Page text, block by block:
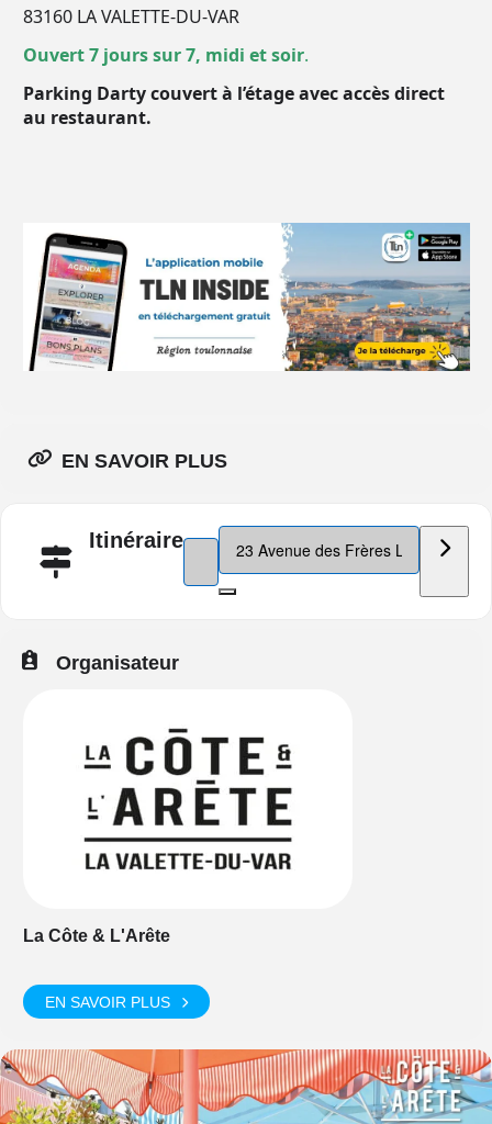
83160 LA VALETTE-DU-VAR
Ouvert 7 jours sur 7, midi et soir.
Parking Darty couvert à l’étage avec accès direct
au restaurant.
EN SAVOIR PLUS
ItinéraireAddress - Carte Automne Hiver de la
Destination Address - Carte
Organisateur
La Côte & L'Arête
EN SAVOIR PLUS